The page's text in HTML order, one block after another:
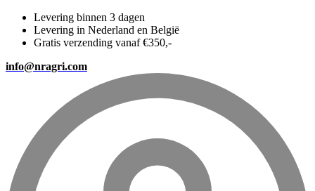
Levering binnen 3 dagen
Levering in Nederland en België
Gratis verzending vanaf €350,-
info@nragri.com